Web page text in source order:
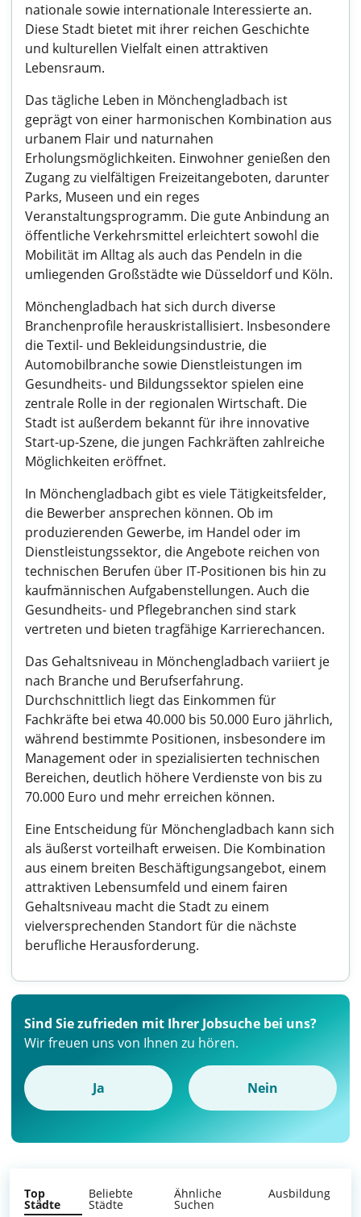
nationale sowie internationale Interessierte an.
Diese Stadt bietet mit ihrer reichen Geschichte
und kulturellen Vielfalt einen attraktiven
Lebensraum.
Das tägliche Leben in Mönchengladbach ist
geprägt von einer harmonischen Kombination aus
urbanem Flair und naturnahen
Erholungsmöglichkeiten. Einwohner genießen den
Zugang zu vielfältigen Freizeitangeboten, darunter
Parks, Museen und ein reges
Veranstaltungsprogramm. Die gute Anbindung an
öffentliche Verkehrsmittel erleichtert sowohl die
Mobilität im Alltag als auch das Pendeln in die
umliegenden Großstädte wie Düsseldorf und Köln.
Mönchengladbach hat sich durch diverse
Branchenprofile herauskristallisiert. Insbesondere
die Textil- und Bekleidungsindustrie, die
Automobilbranche sowie Dienstleistungen im
Gesundheits- und Bildungssektor spielen eine
zentrale Rolle in der regionalen Wirtschaft. Die
Stadt ist außerdem bekannt für ihre innovative
Start-up-Szene, die jungen Fachkräften zahlreiche
Möglichkeiten eröffnet.
In Mönchengladbach gibt es viele Tätigkeitsfelder,
die Bewerber ansprechen können. Ob im
produzierenden Gewerbe, im Handel oder im
Dienstleistungssektor, die Angebote reichen von
technischen Berufen über IT-Positionen bis hin zu
kaufmännischen Aufgabenstellungen. Auch die
Gesundheits- und Pflegebranchen sind stark
vertreten und bieten tragfähige Karrierechancen.
Das Gehaltsniveau in Mönchengladbach variiert je
nach Branche und Berufserfahrung.
Durchschnittlich liegt das Einkommen für
Fachkräfte bei etwa 40.000 bis 50.000 Euro jährlich,
während bestimmte Positionen, insbesondere im
Management oder in spezialisierten technischen
Bereichen, deutlich höhere Verdienste von bis zu
70.000 Euro und mehr erreichen können.
Eine Entscheidung für Mönchengladbach kann sich
als äußerst vorteilhaft erweisen. Die Kombination
aus einem breiten Beschäftigungsangebot, einem
attraktiven Lebensumfeld und einem fairen
Gehaltsniveau macht die Stadt zu einem
vielversprechenden Standort für die nächste
berufliche Herausforderung.
Sind Sie zufrieden mit Ihrer Jobsuche bei uns?
Wir freuen uns von Ihnen zu hören.
Ja Nein
Top
Städte
Beliebte
Städte
Ähnliche
Suchen
Ausbildung